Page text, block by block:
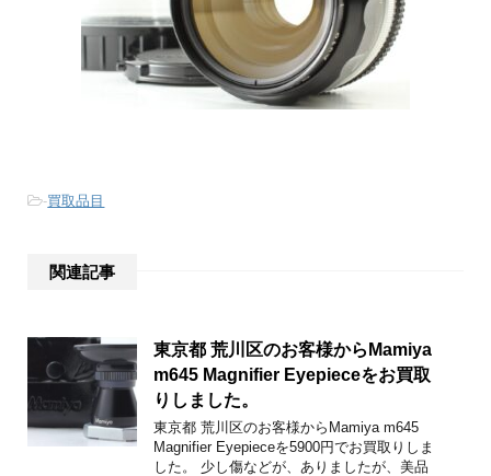
-買取品目
関連記事
東京都 荒川区のお客様からMamiya
m645 Magnifier Eyepieceをお買取
りしました。
東京都 荒川区のお客様からMamiya m645
Magnifier Eyepieceを5900円でお買取りしま
した。 少し傷などが、ありましたが、美品